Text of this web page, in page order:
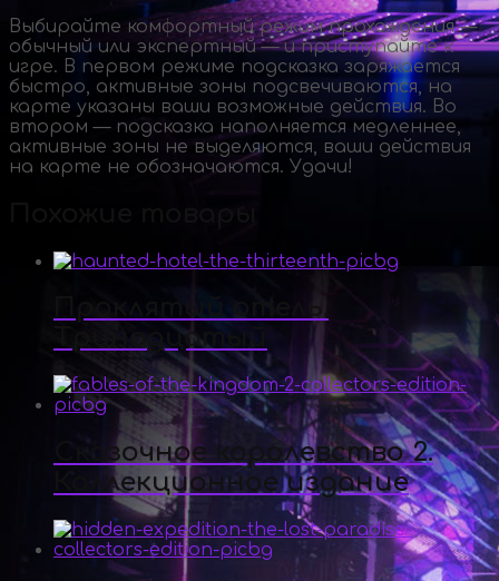
Выбирайте комфортный режим прохождения —
обычный или экспертный — и приступайте к
игре. В первом режиме подсказка заряжается
быстро, активные зоны подсвечиваются, на
карте указаны ваши возможные действия. Во
втором — подсказка наполняется медленнее,
активные зоны не выделяются, ваши действия
на карте не обозначаются. Удачи!
Проклятый отель.
Тринадцатый
Сказочное королевство 2.
Коллекционное издание